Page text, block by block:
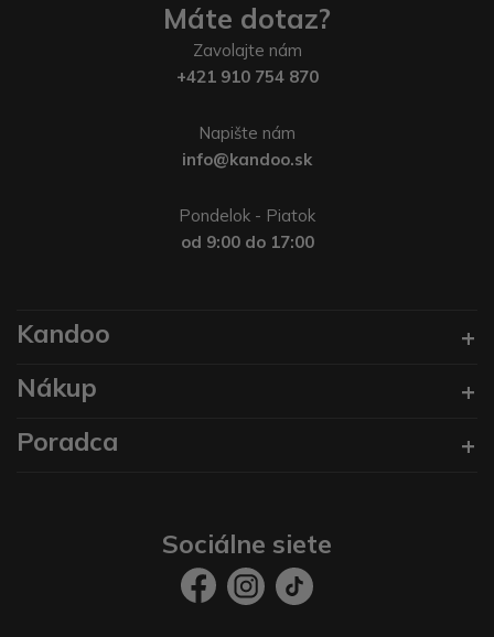
Máte dotaz?
Zavolajte nám
+421 910 754 870
Napište nám
info@kandoo.sk
Pondelok - Piatok
od 9:00 do 17:00
Kandoo
Nákup
Poradca
Sociálne siete